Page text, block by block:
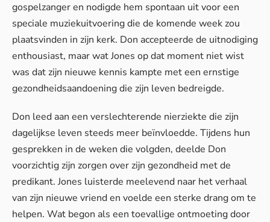
gospelzanger en nodigde hem spontaan uit voor een
speciale muziekuitvoering die de komende week zou
plaatsvinden in zijn kerk. Don accepteerde de uitnodiging
enthousiast, maar wat Jones op dat moment niet wist
was dat zijn nieuwe kennis kampte met een ernstige
gezondheidsaandoening die zijn leven bedreigde.
Don leed aan een verslechterende nierziekte die zijn
dagelijkse leven steeds meer beïnvloedde. Tijdens hun
gesprekken in de weken die volgden, deelde Don
voorzichtig zijn zorgen over zijn gezondheid met de
predikant. Jones luisterde meelevend naar het verhaal
van zijn nieuwe vriend en voelde een sterke drang om te
helpen. Wat begon als een toevallige ontmoeting door